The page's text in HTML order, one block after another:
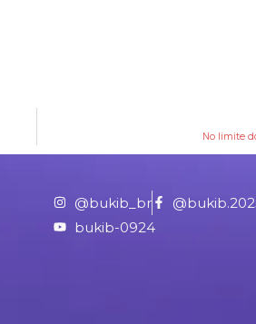
No limite
@bukib_br
bukib-0924